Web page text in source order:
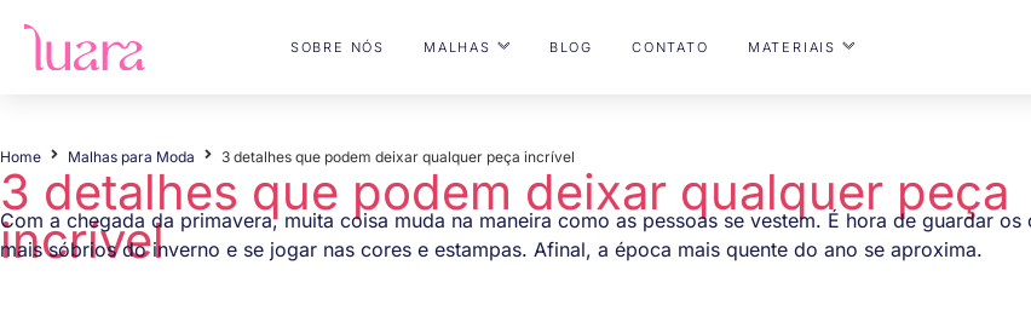
SOBRE NÓS MALHAS BLOG CONTATO MATERIAIS
Home Malhas para Moda 3 detalhes que podem deixar qualquer peça incrível
3 detalhes que podem deixar qualquer peça
incrível
Com a chegada da primavera, muita coisa muda na maneira como as pessoas se vestem. É hora de guardar os
mais sóbrios do inverno e se jogar nas cores e estampas. Afinal, a época mais quente do ano se aproxima.